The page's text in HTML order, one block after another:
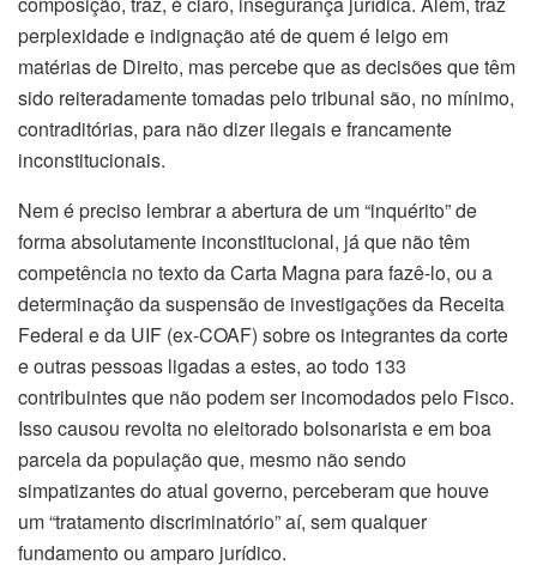
perplexidade e indignação até de quem é leigo em
matérias de Direito, mas percebe que as decisões que têm
sido reiteradamente tomadas pelo tribunal são, no mínimo,
contraditórias, para não dizer ilegais e francamente
inconstitucionais.
Nem é preciso lembrar a abertura de um “inquérito” de
forma absolutamente inconstitucional, já que não têm
competência no texto da Carta Magna para fazê-lo, ou a
determinação da suspensão de investigações da Receita
Federal e da UIF (ex-COAF) sobre os integrantes da corte
e outras pessoas ligadas a estes, ao todo 133
contribuintes que não podem ser incomodados pelo Fisco.
Isso causou revolta no eleitorado bolsonarista e em boa
parcela da população que, mesmo não sendo
simpatizantes do atual governo, perceberam que houve
um “tratamento discriminatório” aí, sem qualquer
fundamento ou amparo jurídico.